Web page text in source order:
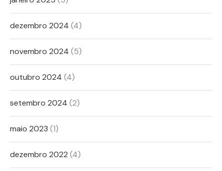
dezembro 2024 (4)
novembro 2024 (5)
outubro 2024 (4)
setembro 2024 (2)
maio 2023 (1)
dezembro 2022 (4)